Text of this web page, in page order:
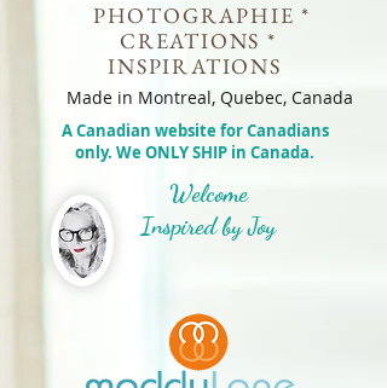
PHOTOGRAPHIE *
CREATIONS *
INSPIRATIONS
Made in Montreal, Quebec, Canada
A Canadian website for Canadians
only. We ONLY SHIP in Canada.
Welcome
Inspired by Joy